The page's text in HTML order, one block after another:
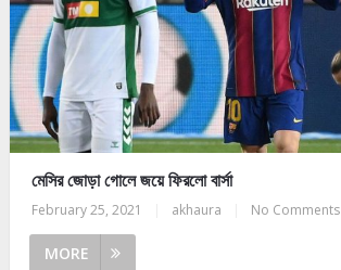
মেসির জোড়া গোলে জয়ে ফিরলো বার্সা
February 25, 2021 akhaura No Comments
MORE